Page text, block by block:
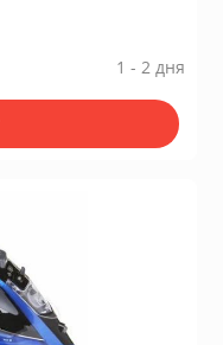
1 - 2 дня